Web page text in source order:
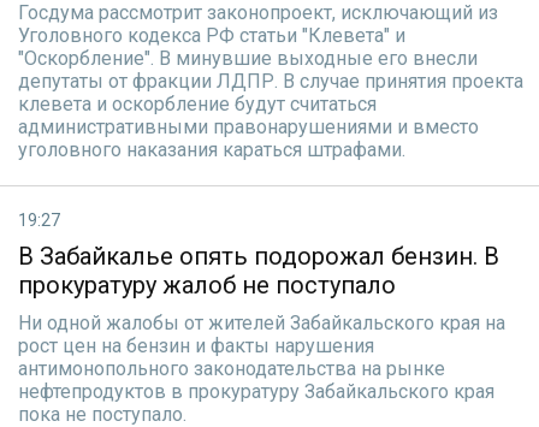
Госдума рассмотрит законопроект, исключающий из
Уголовного кодекса РФ статьи "Клевета" и
"Оскорбление". В минувшие выходные его внесли
депутаты от фракции ЛДПР. В случае принятия проекта
клевета и оскорбление будут считаться
административными правонарушениями и вместо
уголовного наказания караться штрафами.
19:27
В Забайкалье опять подорожал бензин. В
прокуратуру жалоб не поступало
Ни одной жалобы от жителей Забайкальского края на
рост цен на бензин и факты нарушения
антимонопольного законодательства на рынке
нефтепродуктов в прокуратуру Забайкальского края
пока не поступало.